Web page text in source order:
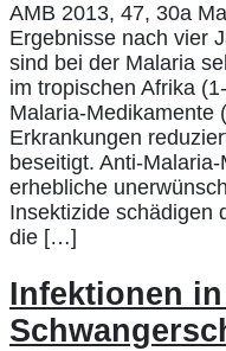
AMB 2013, 47, 30a
Ergebnisse nach vier
sind bei der Malaria
im tropischen Afrika
Malaria-Medikamente
Erkrankungen
beseitigt. Anti-
erhebliche
Insektizide schädigen
die […]
Infektionen